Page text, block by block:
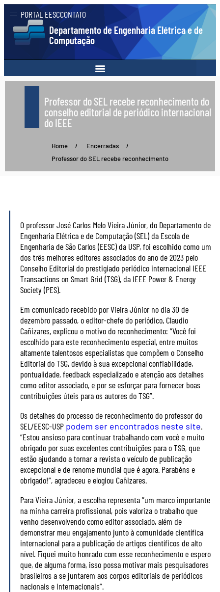
Departamento de Engenharia Elétrica e de
Computação
PORTAL EESCCONTATO
Professor do SEL recebe reconhecimento do
conselho editorial de periódico internacional
do IEEE
Home / Encerradas
/
Professor do SEL recebe reconhecimento
O professor José Carlos Melo Vieira Júnior, do Departamento de
Engenharia Elétrica e de Computação (SEL) da Escola de
Engenharia de São Carlos (EESC) da USP, foi escolhido como um
dos três melhores editores associados do ano de 2023 pelo
Conselho Editorial do prestigiado periódico internacional IEEE
Transactions on Smart Grid (TSG), da IEEE Power & Energy
Society (PES).
Em comunicado recebido por Vieira Júnior no dia 30 de
dezembro passado, o editor-chefe do periódico, Claudio
Cañizares, explicou o motivo do reconhecimento: “Você foi
escolhido para este reconhecimento especial, entre muitos
altamente talentosos especialistas que compõem o Conselho
Editorial do TSG, devido à sua excepcional confiabilidade,
pontualidade, feedback especializado e atenção aos detalhes
como editor associado, e por se esforçar para fornecer boas
contribuições úteis para os autores do TSG”.
Os detalhes do processo de reconhecimento do professor do
SEL/EESC-USP podem ser encontrados neste site.
“Estou ansioso para continuar trabalhando com você e muito
obrigado por suas excelentes contribuições para o TSG, que
estão ajudando a tornar a revista o veículo de publicação
excepcional e de renome mundial que é agora. Parabéns e
obrigado!”, agradeceu e elogiou Cañizares.
Para Vieira Júnior, a escolha representa “um marco importante
na minha carreira profissional, pois valoriza o trabalho que
venho desenvolvendo como editor associado, além de
demonstrar meu engajamento junto à comunidade científica
internacional para a publicação de artigos científicos de alto
nível. Fiquei muito honrado com esse reconhecimento e espero
que, de alguma forma, isso possa motivar mais pesquisadores
brasileiros a se juntarem aos corpos editoriais de periódicos
nacionais e internacionais”.